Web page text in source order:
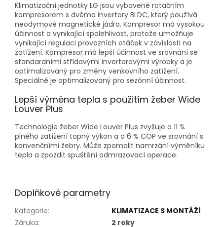
Klimatizační jednotky LG jsou vybavené rotačním
kompresorem s dvěma invertory BLDC, který používá
neodymové magnetické jádro. Kompresor má vysokou
účinnost a vynikající spolehlivost, protože umožňuje
vynikající regulaci provozních otáček v závislosti na
zatížení. Kompresor má lepší účinnost ve srovnání se
standardními střídavými invertorovými výrobky a je
optimalizovaný pro změny venkovního zatížení.
Speciálně je optimalizovaný pro sezónní účinnost.
Lepší výměna tepla s použitím žeber Wide
Louver Plus
Technologie žeber Wide Louver Plus zvyšuje o 11 %
plného zatížení topný výkon a o 6 % COP ve srovnání s
konvenčními žebry. Může zpomalit namrzání výměníku
tepla a zpozdit spuštění odmrazovací operace.
Doplňkové parametry
Kategorie:
KLIMATIZACE S MONTÁŽÍ
Záruka:
2 roky